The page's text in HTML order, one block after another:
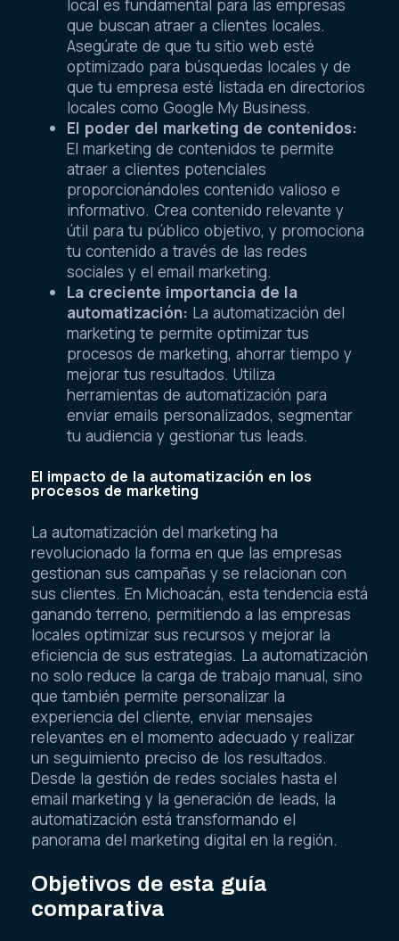
local es fundamental para las empresas
que buscan atraer a clientes locales.
Asegúrate de que tu sitio web esté
optimizado para búsquedas locales y de
que tu empresa esté listada en directorios
locales como Google My Business.
El poder del marketing de contenidos:
El marketing de contenidos te permite
atraer a clientes potenciales
proporcionándoles contenido valioso e
informativo. Crea contenido relevante y
útil para tu público objetivo, y promociona
tu contenido a través de las redes
sociales y el email marketing.
La creciente importancia de la
automatización: La automatización del
marketing te permite optimizar tus
procesos de marketing, ahorrar tiempo y
mejorar tus resultados. Utiliza
herramientas de automatización para
enviar emails personalizados, segmentar
tu audiencia y gestionar tus leads.
El impacto de la automatización en los
procesos de marketing
La automatización del marketing ha
revolucionado la forma en que las empresas
gestionan sus campañas y se relacionan con
sus clientes. En Michoacán, esta tendencia está
ganando terreno, permitiendo a las empresas
locales optimizar sus recursos y mejorar la
eficiencia de sus estrategias. La automatización
no solo reduce la carga de trabajo manual, sino
que también permite personalizar la
experiencia del cliente, enviar mensajes
relevantes en el momento adecuado y realizar
un seguimiento preciso de los resultados.
Desde la gestión de redes sociales hasta el
email marketing y la generación de leads, la
automatización está transformando el
panorama del marketing digital en la región.
Objetivos de esta guía
comparativa